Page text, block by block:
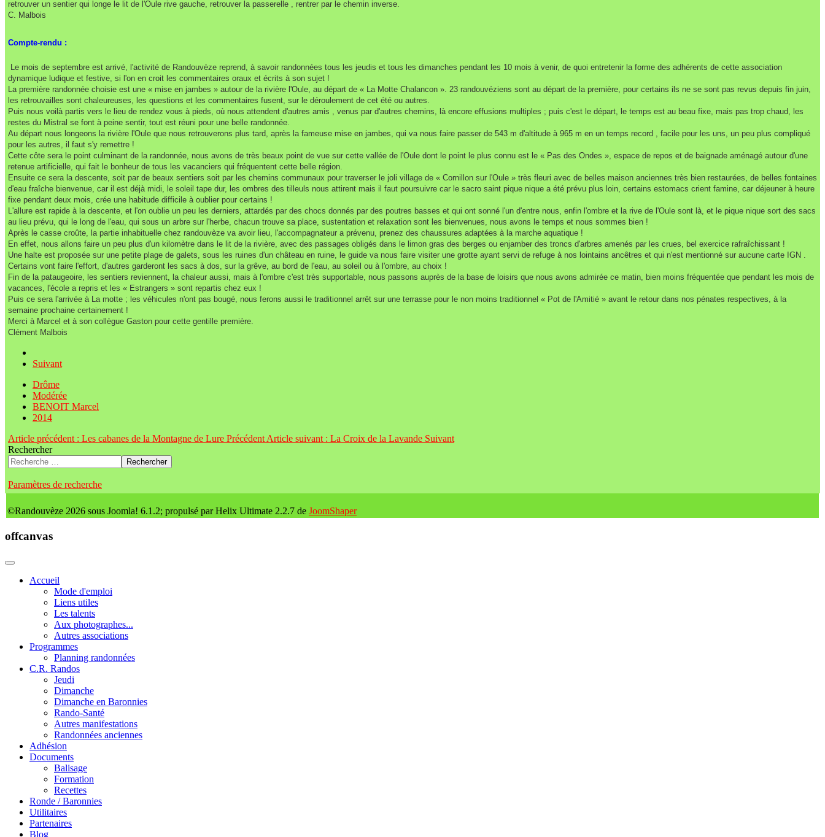
retrouver un sentier qui longe le lit de l'Oule rive gauche, retrouver la passerelle , rentrer par le chemin inverse.
C. Malbois
Compte-rendu :
Le mois de septembre est arrivé, l'activité de Randouvèze reprend, à savoir randonnées tous les jeudis et tous les dimanches pendant les 10 mois à venir, de quoi entretenir la forme des adhérents de cette association
dynamique ludique et festive, si l'on en croit les commentaires oraux et écrits à son sujet !
La première randonnée choisie est une « mise en jambes » autour de la rivière l'Oule, au départ de « La Motte Chalancon ». 23 randouvéziens sont au départ de la première, pour certains ils ne se sont pas revus depuis fin juin,
les retrouvailles sont chaleureuses, les questions et les commentaires fusent, sur le déroulement de cet été ou autres.
Puis nous voilà partis vers le lieu de rendez vous à pieds, où nous attendent d'autres amis , venus par d'autres chemins, là encore effusions multiples ; puis c'est le départ, le temps est au beau fixe, mais pas trop chaud, les
restes du Mistral se font à peine sentir, tout est réuni pour une belle randonnée.
Au départ nous longeons la rivière l'Oule que nous retrouverons plus tard, après la fameuse mise en jambes, qui va nous faire passer de 543 m d'altitude à 965 m en un temps record , facile pour les uns, un peu plus compliqué
pour les autres, il faut s'y remettre !
Cette côte sera le point culminant de la randonnée, nous avons de très beaux point de vue sur cette vallée de l'Oule dont le point le plus connu est le « Pas des Ondes », espace de repos et de baignade aménagé autour d'une
retenue artificielle, qui fait le bonheur de tous les vacanciers qui fréquentent cette belle région.
Ensuite ce sera la descente, soit par de beaux sentiers soit par les chemins communaux pour traverser le joli village de « Cornillon sur l'Oule » très fleuri avec de belles maison anciennes très bien restaurées, de belles fontaines
d'eau fraîche bienvenue, car il est déjà midi, le soleil tape dur, les ombres des tilleuls nous attirent mais il faut poursuivre car le sacro saint pique nique a été prévu plus loin, certains estomacs crient famine, car déjeuner à heure
fixe pendant deux mois, crée une habitude difficile à oublier pour certains !
L'allure est rapide à la descente, et l'on oublie un peu les derniers, attardés par des chocs donnés par des poutres basses et qui ont sonné l'un d'entre nous, enfin l'ombre et la rive de l'Oule sont là, et le pique nique sort des sacs
au lieu prévu, qui le long de l'eau, qui sous un arbre sur l'herbe, chacun trouve sa place, sustentation et relaxation sont les bienvenues, nous avons le temps et nous sommes bien !
Après le casse croûte, la partie inhabituelle chez randouvèze va avoir lieu, l'accompagnateur a prévenu, prenez des chaussures adaptées à la marche aquatique !
En effet, nous allons faire un peu plus d'un kilomètre dans le lit de la rivière, avec des passages obligés dans le limon gras des berges ou enjamber des troncs d'arbres amenés par les crues, bel exercice rafraîchissant !
Une halte est proposée sur une petite plage de galets, sous les ruines d'un château en ruine, le guide va nous faire visiter une grotte ayant servi de refuge à nos lointains ancêtres et qui n'est mentionné sur aucune carte IGN .
Certains vont faire l'effort, d'autres garderont les sacs à dos, sur la grêve, au bord de l'eau, au soleil ou à l'ombre, au choix !
Fin de la pataugeoire, les sentiers reviennent, la chaleur aussi, mais à l'ombre c'est très supportable, nous passons auprès de la base de loisirs que nous avons admirée ce matin, bien moins fréquentée que pendant les mois de
vacances, l'école a repris et les « Estrangers » sont repartis chez eux !
Puis ce sera l'arrivée à La motte ; les véhicules n'ont pas bougé, nous ferons aussi le traditionnel arrêt sur une terrasse pour le non moins traditionnel « Pot de l'Amitié » avant le retour dans nos pénates respectives, à la
semaine prochaine certainement !
Merci à Marcel et à son collègue Gaston pour cette gentille première.
Clément Malbois
Suivant
Drôme
Modérée
BENOIT Marcel
2014
Article précédent : Les cabanes de la Montagne de Lure Précédent Article suivant : La Croix de la Lavande Suivant
Rechercher
Rechercher
Paramètres de recherche
©Randouvèze 2026 sous Joomla! 6.1.2; propulsé par Helix Ultimate 2.2.7 de JoomShaper
offcanvas
Accueil
Mode d'emploi
Liens utiles
Les talents
Aux photographes...
Autres associations
Programmes
Planning randonnées
C.R. Randos
Jeudi
Dimanche
Dimanche en Baronnies
Rando-Santé
Autres manifestations
Randonnées anciennes
Adhésion
Documents
Balisage
Formation
Recettes
Ronde / Baronnies
Utilitaires
Partenaires
Blog